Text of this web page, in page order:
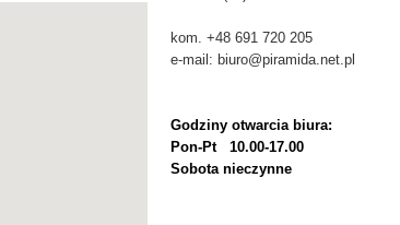
kom. +48 691 720 205
e-mail: biuro@piramida.net.pl
Godziny otwarcia biura:
Pon-Pt 10.00-17.00
Sobota nieczynne